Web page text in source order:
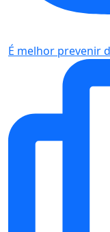
É melhor prevenir